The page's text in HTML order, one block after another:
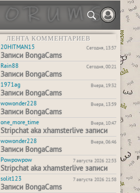
ЛЕНТА КОММЕНТАРИЕВ
20HITMAN15
Сегодня, 13:57
Записи BongaCams
Rain88 Сегодня, 00:21
Записи BongaCams
1971ag Вчера, 19:32
Записи BongaCams
wowonder228 Вчера, 13:59
Записи BongaCams
one_more_time Вчера, 10:47
Stripchat aka xhamsterlive записи
wowonder228 Вчера, 06:46
Записи BongaCams
Powpowpow 7 августа 2026 22:53
Stripchat aka xhamsterlive записи
solit123 7 августа 2026 21:58
Записи BongaCams